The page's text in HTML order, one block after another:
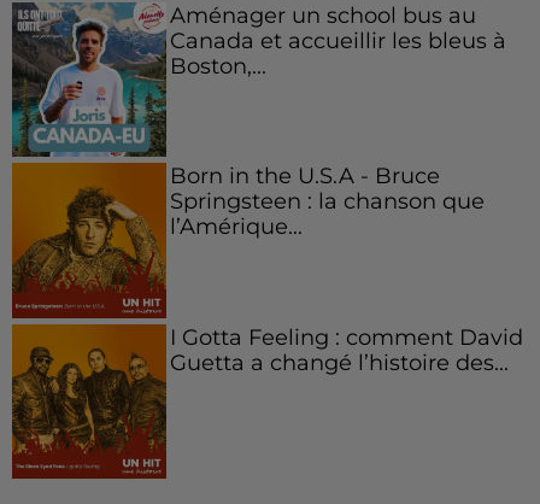
Aménager un school bus au
Canada et accueillir les bleus à
Boston,...
Born in the U.S.A - Bruce
Springsteen : la chanson que
l’Amérique...
I Gotta Feeling : comment David
Guetta a changé l’histoire des...